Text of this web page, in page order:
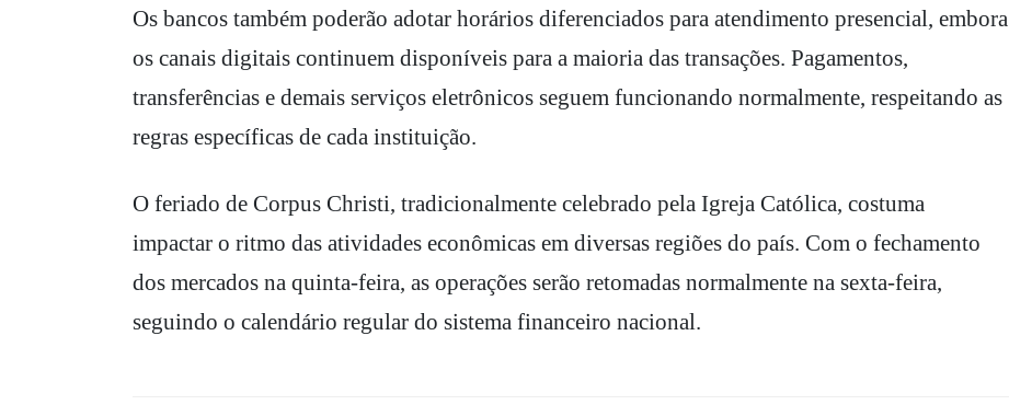
Os bancos também poderão adotar horários diferenciados para atendimento presencial, embora
os canais digitais continuem disponíveis para a maioria das transações. Pagamentos,
transferências e demais serviços eletrônicos seguem funcionando normalmente, respeitando as
regras específicas de cada instituição.
O feriado de Corpus Christi, tradicionalmente celebrado pela Igreja Católica, costuma
impactar o ritmo das atividades econômicas em diversas regiões do país. Com o fechamento
dos mercados na quinta-feira, as operações serão retomadas normalmente na sexta-feira,
seguindo o calendário regular do sistema financeiro nacional.